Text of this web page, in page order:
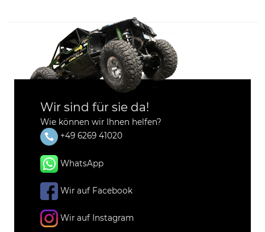
Wir sind für sie da!
Wie können wir Ihnen helfen?
+49 6269 41020
WhatsApp
Wir auf Facebook
Wir auf Instagram